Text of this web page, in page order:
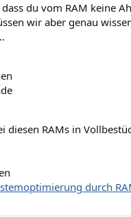
dass du vom RAM keine
wir aber genau
diesen RAMs in
durch